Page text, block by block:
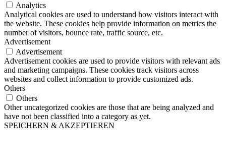
Analytics
Analytical cookies are used to understand how visitors interact with
the website. These cookies help provide information on metrics the
number of visitors, bounce rate, traffic source, etc.
Advertisement
Advertisement
Advertisement cookies are used to provide visitors with relevant ads
and marketing campaigns. These cookies track visitors across
websites and collect information to provide customized ads.
Others
Others
Other uncategorized cookies are those that are being analyzed and
have not been classified into a category as yet.
SPEICHERN & AKZEPTIEREN